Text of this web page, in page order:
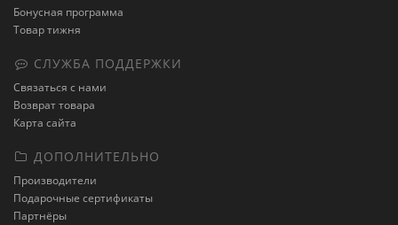
Бонусная программа
Товар тижня
СЛУЖБА ПОДДЕРЖКИ
Связаться с нами
Возврат товара
Карта сайта
ДОПОЛНИТЕЛЬНО
Производители
Подарочные сертификаты
Партнёры